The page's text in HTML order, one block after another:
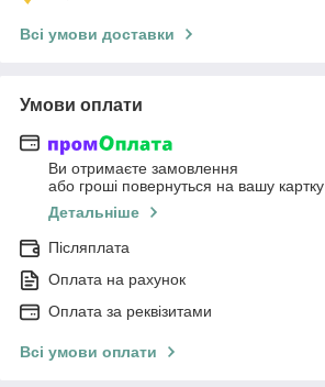
Всі умови доставки
Умови оплати
Ви отримаєте замовлення
або гроші повернуться на вашу картку
Детальніше
Післяплата
Оплата на рахунок
Оплата за реквізитами
Всі умови оплати